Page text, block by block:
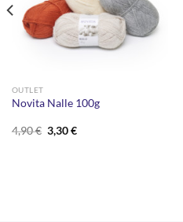
OUTLET
Novita Nalle 100g
4,90€ Alkuperäinen
hinta
3,30€Nykyinen